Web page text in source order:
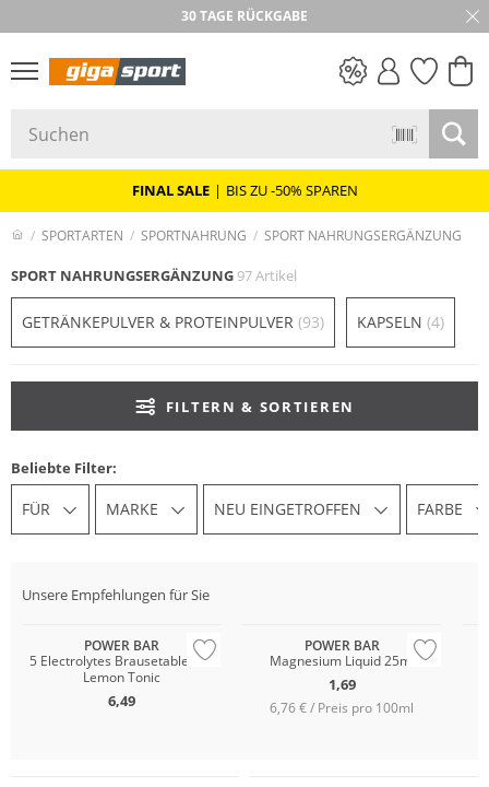
30 TAGE RÜCKGABE
FINAL SALE | BIS ZU -50% SPAREN
SPORTARTEN SPORTNAHRUNG SPORT NAHRUNGSERGÄNZUNG
SPORT NAHRUNGSERGÄNZUNG 97 Artikel
GETRÄNKEPULVER & PROTEINPULVER (93) KAPSELN (4)
FILTERN & SORTIEREN
Beliebte Filter:
FÜR MARKE NEU EINGETROFFEN FARBE
Unsere Empfehlungen für Sie
POWER BAR
5 Electrolytes Brausetabletten
Lemon Tonic
6,49
POWER BAR
Magnesium Liquid 25ml
1,69
6,76 € / Preis pro 100ml